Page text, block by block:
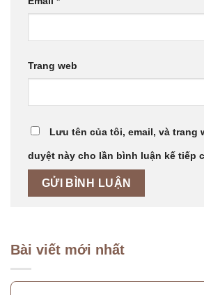
Trang web
Lưu tên của tôi, email, và trang
duyệt này cho lần bình luận kế tiếp
Bài viết mới nhất